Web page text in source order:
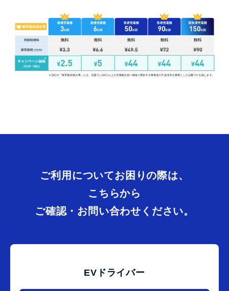
ご利用についてお困りの際は、
こちらから
ご確認・お問い合わせください。
EVドライバー